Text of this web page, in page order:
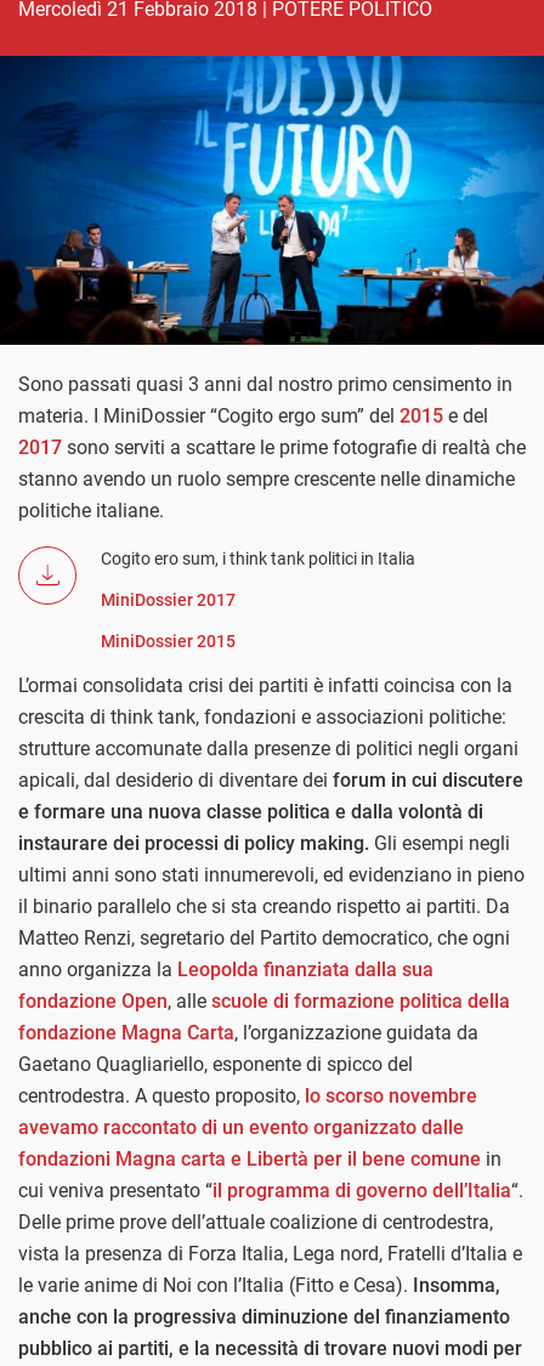
mercoledì 21 Febbraio 2018 | POTERE POLITICO
Sono passati quasi 3 anni dal nostro primo censimento in
materia. I MiniDossier “Cogito ergo sum” del 2015 e del
2017 sono serviti a scattare le prime fotografie di realtà che
stanno avendo un ruolo sempre crescente nelle dinamiche
politiche italiane.
Cogito ero sum, i think tank politici in Italia
MiniDossier 2017
MiniDossier 2015
L’ormai consolidata crisi dei partiti è infatti coincisa con la
crescita di think tank, fondazioni e associazioni politiche:
strutture accomunate dalla presenze di politici negli organi
apicali, dal desiderio di diventare dei forum in cui discutere
e formare una nuova classe politica e dalla volontà di
instaurare dei processi di policy making. Gli esempi negli
ultimi anni sono stati innumerevoli, ed evidenziano in pieno
il binario parallelo che si sta creando rispetto ai partiti. Da
Matteo Renzi, segretario del Partito democratico, che ogni
anno organizza la Leopolda finanziata dalla sua
fondazione Open, alle scuole di formazione politica della
fondazione Magna Carta, l’organizzazione guidata da
Gaetano Quagliariello, esponente di spicco del
centrodestra. A questo proposito, lo scorso novembre
avevamo raccontato di un evento organizzato dalle
fondazioni Magna carta e Libertà per il bene comune in
cui veniva presentato “il programma di governo dell’Italia“.
Delle prime prove dell’attuale coalizione di centrodestra,
vista la presenza di Forza Italia, Lega nord, Fratelli d’Italia e
le varie anime di Noi con l’Italia (Fitto e Cesa). Insomma,
anche con la progressiva diminuzione del finanziamento
pubblico ai partiti, e la necessità di trovare nuovi modi per